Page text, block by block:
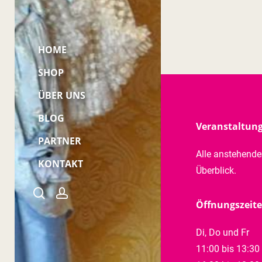
HOME
SHOP
ÜBER UNS
BLOG
PARTNER
KONTAKT
Kontakt
Mein Konto
Sitemap
searchaccount
Alle
Überblick.
Di, Do und Fr
11:00 bis 13:30